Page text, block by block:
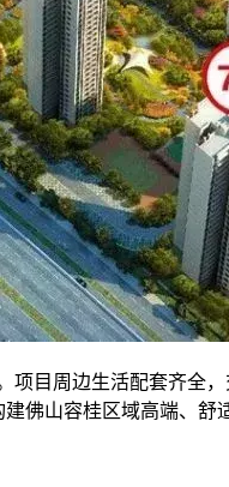
目周边生活配套齐全
佛山容桂区域高端、舒